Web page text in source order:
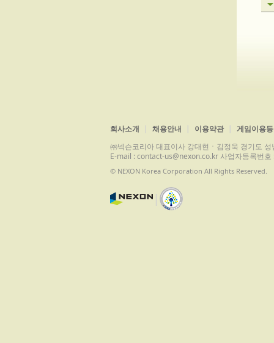
회사소개 채용안내 이용약관
게임이용
㈜넥슨코리아 대표이사 강대현ㆍ김정욱 경기도
E-mail : contact-us@nexon.co.kr 사업자등록번
© NEXON Korea Corporation All Rights Reserved.
|